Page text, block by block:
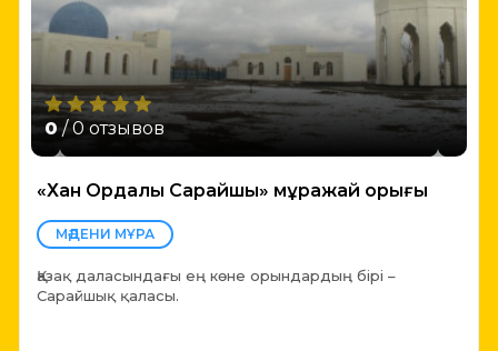
0 / 0 отзывов
«Хан Ордалы Сарайшық» мұражай қорығы
МӘДЕНИ МҰРА
Қазақ даласындағы ең көне орындардың бірі –
Сарайшық қаласы.